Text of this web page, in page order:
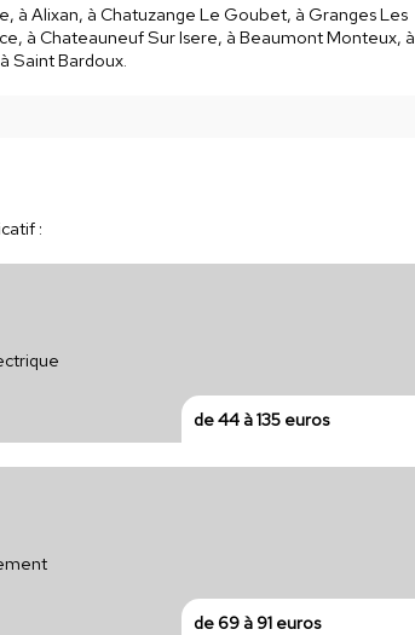
à Alixan, à Chatuzange Le Goubet, à Granges Les
à Chateauneuf Sur Isere, à Beaumont Monteux, à
Saint Bardoux.
:
de 44 à 135 euros
de 69 à 91 euros